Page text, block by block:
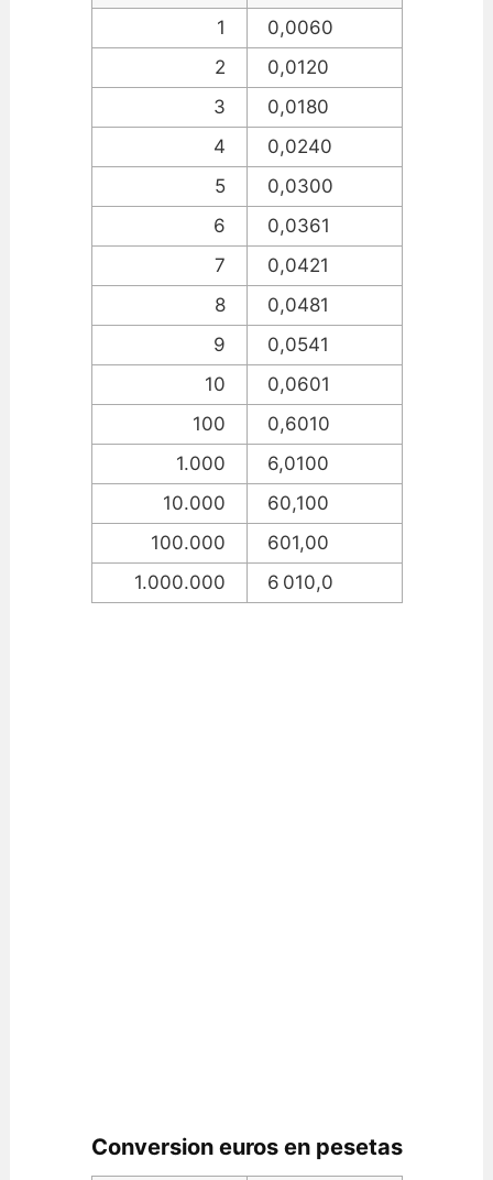
1
0,0060
2
0,0120
3
0,0180
4
0,0240
5
0,0300
6
0,0361
7
0,0421
8
0,0481
9
0,0541
10
0,0601
100
0,6010
1.000
6,0100
10.000
60,100
100.000
601,00
1.000.000
6 010,0
Conversion euros en pesetas